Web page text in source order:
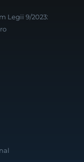
Legii 9/2023: